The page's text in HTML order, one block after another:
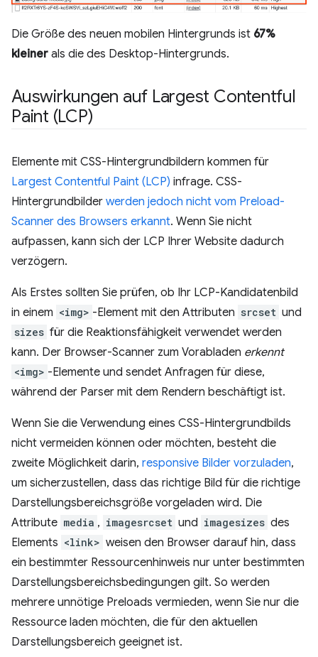
Die Größe des neuen mobilen Hintergrunds ist 67%
kleiner als die des Desktop-Hintergrunds.
Auswirkungen auf Largest Contentful
Paint (LCP)
Elemente mit CSS-Hintergrundbildern kommen für
Largest Contentful Paint (LCP) infrage. CSS-
Hintergrundbilder werden jedoch nicht vom Preload-
Scanner des Browsers erkannt. Wenn Sie nicht
aufpassen, kann sich der LCP Ihrer Website dadurch
verzögern.
Als Erstes sollten Sie prüfen, ob Ihr LCP-Kandidatenbild
in einem <img> -Element mit den Attributen srcset und
sizes für die Reaktionsfähigkeit verwendet werden
kann. Der Browser-Scanner zum Vorabladen erkennt
<img> -Elemente und sendet Anfragen für diese,
während der Parser mit dem Rendern beschäftigt ist.
Wenn Sie die Verwendung eines CSS-Hintergrundbilds
nicht vermeiden können oder möchten, besteht die
zweite Möglichkeit darin, responsive Bilder vorzuladen,
um sicherzustellen, dass das richtige Bild für die richtige
Darstellungsbereichsgröße vorgeladen wird. Die
Attribute media , imagesrcset und imagesizes des
Elements <link> weisen den Browser darauf hin, dass
ein bestimmter Ressourcenhinweis nur unter bestimmten
Darstellungsbereichsbedingungen gilt. So werden
mehrere unnötige Preloads vermieden, wenn Sie nur die
Ressource laden möchten, die für den aktuellen
Darstellungsbereich geeignet ist.